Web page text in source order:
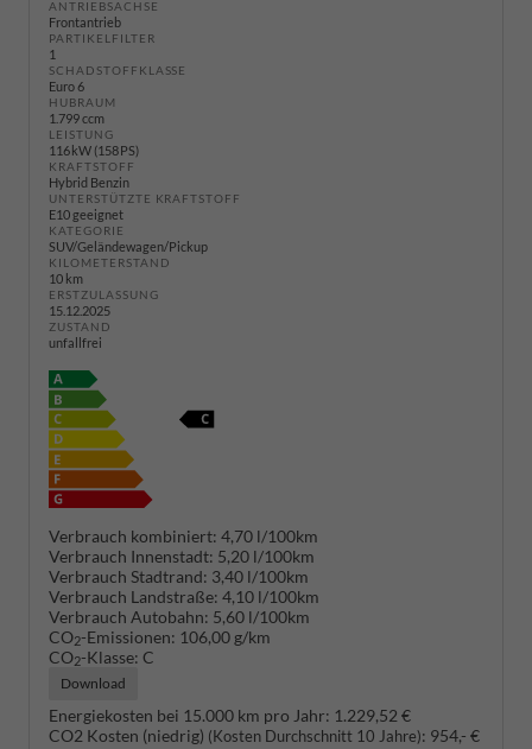
ANTRIEBSACHSE
Frontantrieb
PARTIKELFILTER
1
SCHADSTOFFKLASSE
Euro 6
HUBRAUM
1.799 ccm
LEISTUNG
116 kW (158 PS)
KRAFTSTOFF
Hybrid Benzin
UNTERSTÜTZTE KRAFTSTOFF
E10 geeignet
KATEGORIE
SUV/Geländewagen/Pickup
KILOMETERSTAND
10 km
ERSTZULASSUNG
15.12.2025
ZUSTAND
unfallfrei
Verbrauch kombiniert: 4,70 l/100km
Verbrauch Innenstadt: 5,20 l/100km
Verbrauch Stadtrand: 3,40 l/100km
Verbrauch Landstraße: 4,10 l/100km
Verbrauch Autobahn: 5,60 l/100km
CO2-Emissionen: 106,00 g/km
CO2-Klasse: C
Download
Energiekosten bei 15.000 km pro Jahr: 1.229,52 €
CO2 Kosten (niedrig) (Kosten Durchschnitt 10 Jahre): 954,- €